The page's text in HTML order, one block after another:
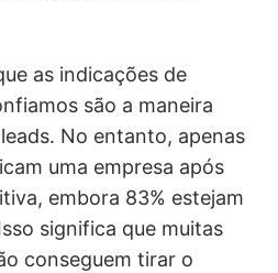
as indicações de
são a maneira
No entanto, apenas
uma empresa após
embora 83% estejam
significa que muitas
conseguem tirar o